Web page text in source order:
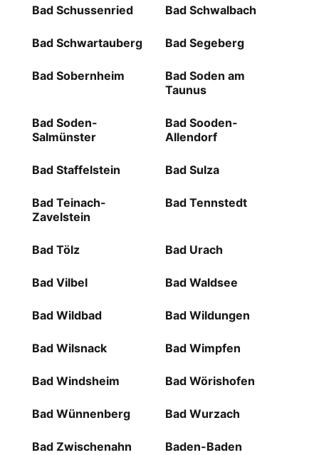
Bad Schussenried Bad Schwalbach
Bad Schwartauberg Bad Segeberg
Bad Sobernheim
Bad Soden am
Taunus
Bad Soden-
Salmünster
Bad Sooden-
Allendorf
Bad Staffelstein Bad Sulza
Bad Teinach-
Zavelstein
Bad Tennstedt
Bad Tölz Bad Urach
Bad Vilbel Bad Waldsee
Bad Wildbad Bad Wildungen
Bad Wilsnack Bad Wimpfen
Bad Windsheim Bad Wörishofen
Bad Wünnenberg Bad Wurzach
Bad Zwischenahn Baden-Baden